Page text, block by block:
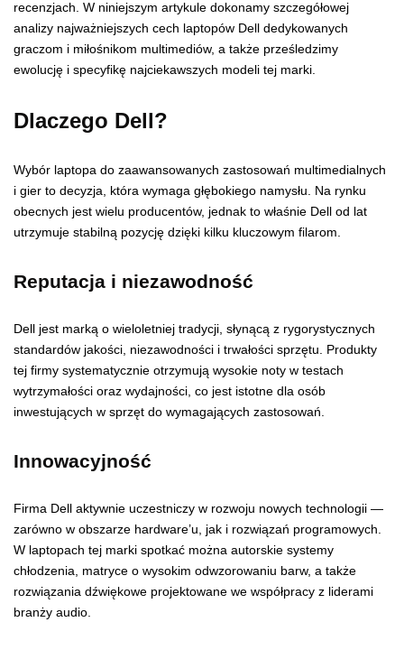
recenzjach. W niniejszym artykule dokonamy szczegółowej
analizy najważniejszych cech laptopów Dell dedykowanych
graczom i miłośnikom multimediów, a także prześledzimy
ewolucję i specyfikę najciekawszych modeli tej marki.
Dlaczego Dell?
Wybór laptopa do zaawansowanych zastosowań multimedialnych
i gier to decyzja, która wymaga głębokiego namysłu. Na rynku
obecnych jest wielu producentów, jednak to właśnie Dell od lat
utrzymuje stabilną pozycję dzięki kilku kluczowym filarom.
Reputacja i niezawodność
Dell jest marką o wieloletniej tradycji, słynącą z rygorystycznych
standardów jakości, niezawodności i trwałości sprzętu. Produkty
tej firmy systematycznie otrzymują wysokie noty w testach
wytrzymałości oraz wydajności, co jest istotne dla osób
inwestujących w sprzęt do wymagających zastosowań.
Innowacyjność
Firma Dell aktywnie uczestniczy w rozwoju nowych technologii —
zarówno w obszarze hardware’u, jak i rozwiązań programowych.
W laptopach tej marki spotkać można autorskie systemy
chłodzenia, matryce o wysokim odwzorowaniu barw, a także
rozwiązania dźwiękowe projektowane we współpracy z liderami
branży audio.